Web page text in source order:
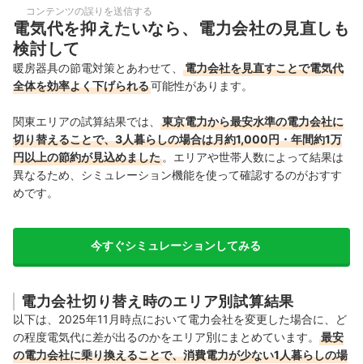
コンテンツの誤りを送信する
電気代を抑えたいなら、電力会社の見直しも
検討して
暖房器具の節電対策とあわせて、
電力会社を見直すことで電気代
全体を効率よく下げられる可能性があります。
関東エリアの試算結果では、
東京電力から最安水準の電力会社に
切り替えることで、3人暮らしの場合は月約1,000円・年間約1万
円以上の節約が見込めました 。エリアや世帯人数によって結果は
異なるため、シミュレーション機能を使って確認するのがおすす
めです。
今すぐシミュレーションしてみる
電力会社切り替え時のエリア別試算結果
以下は、2025年11月時点において電力会社を変更した場合に、ど
の程度電気代に差が出るのかをエリア別にまとめています。
最安
の電力会社に乗り換えることで、消費電力が少ない1人暮らしの場